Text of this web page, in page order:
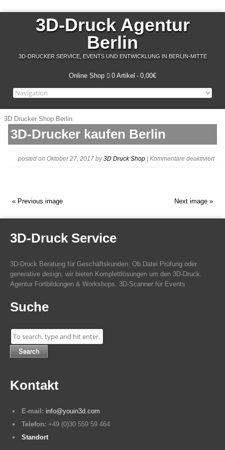
3D-Druck Agentur
Berlin
3D-DRUCKER SERVICE, EVENTS UND ENTWICKLUNG IN BERLIN-MITTE
Online Shop 0 Artikel 0,00€
3D Drucker Shop Berlin
3D-Drucker kaufen Berlin
posted on Oktober 27, 2017 by3D Druck Shop Kommentare deaktiviertfür
Next image »
« Previous image
3D-Druck Service
3D-Druck Beratung für Geschäftskunden. Ob Datei Prüfung oder
generative design, wir bieten Komplettlösungen um den 3D-Druck.
Agentur Fortbildungen & Workshops. 3D-Scanner für Events
Suche
Search
Kontakt
E-mail: info@youin3d.com
Telefon: +49 (0)30 559 59 464
Standort